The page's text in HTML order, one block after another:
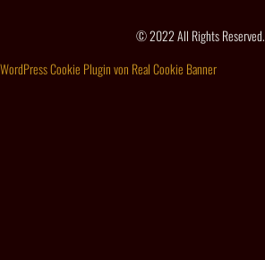
© 2022 All Rights Reserved.
WordPress Cookie Plugin von Real Cookie Banner